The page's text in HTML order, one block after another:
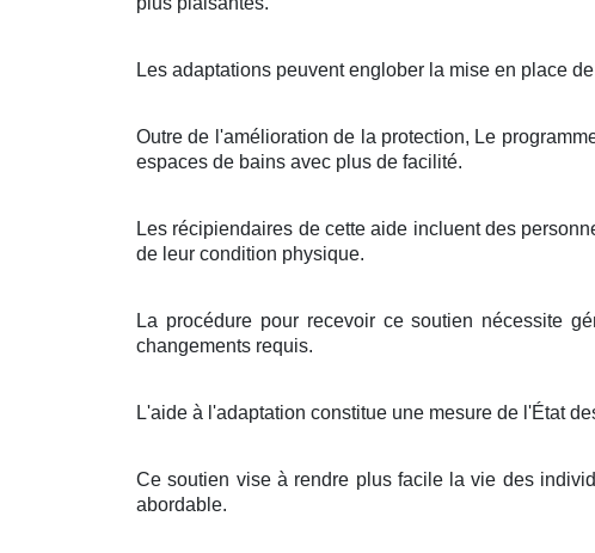
Les adaptations peuvent englober la mise en place
Outre de l'amélioration de la protection, Le
espaces de bains avec plus de facilité.
Les récipiendaires de cette aide incluent des
de leur condition physique.
La procédure pour recevoir ce soutien nécessite
changements requis.
L'aide à l'adaptation constitue une mesure de l'État
Ce soutien vise à rendre plus facile la vie des
abordable.